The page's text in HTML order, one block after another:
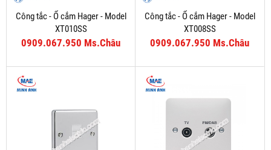
Công tắc - Ổ cắm Hager - Model
XT010SS
0909.067.950 Ms.Châu
Công tắc - Ổ cắm Hager - Model
XT008SS
0909.067.950 Ms.Châu